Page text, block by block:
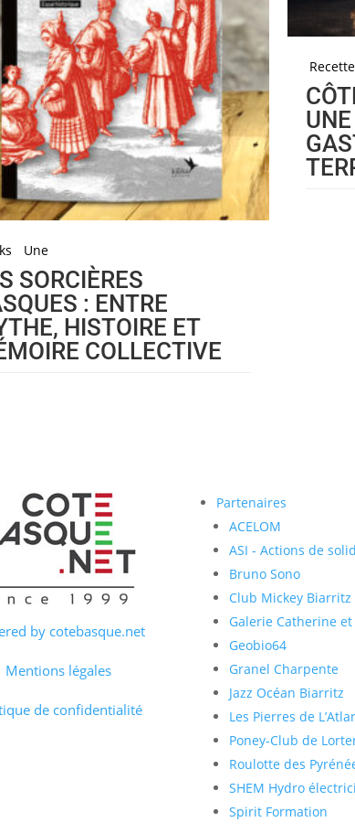
Une
SORCIÈRES
: ENTRE
HISTOIRE ET
COLLECTIVE
by cotebasque.net
Mentions légales
de confidentialité
Partenaires
ACELOM
ASI - Actions de
Bruno Sono
Club Mickey Biarritz
Galerie Catherine
Geobio64
Granel Charpente
Jazz Océan Biarritz
Les Pierres de
Poney-Club de
Roulotte des
SHEM Hydro
Spirit Formation